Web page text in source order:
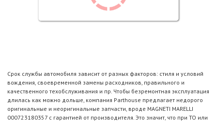
Срок службы автомобиля зависит от разных факторов: стиля и условий
вождения, своевременной замены расходников, правильного и
качественного техобслуживания и пр. Чтобы безремонтная эксплуатация
длилась как можно дольше, компания Parthouse предлагает недорого
оригинальные и неоригинальные запчасти, вроде MAGNETI MARELLI
000723180357 с гарантией от производителя. Это значит, что при ТО или